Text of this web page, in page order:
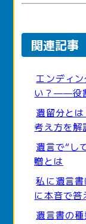
関連記事
エンディ
い？——役
遺留分と
考え方を解
遺言で“し
贈とは
私に遺言
に本音で答
遺言書の